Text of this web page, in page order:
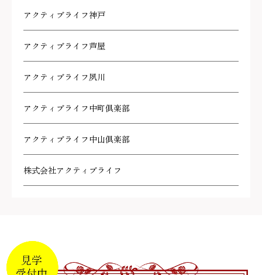
アクティブライフ神戸
アクティブライフ芦屋
アクティブライフ夙川
アクティブライフ中町倶楽部
アクティブライフ中山倶楽部
株式会社アクティブライフ